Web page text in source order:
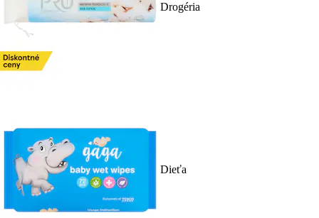
Drogéria
Dieťa